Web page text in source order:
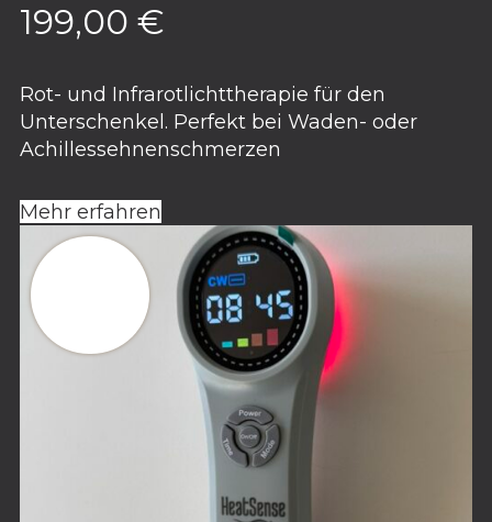
199,00 €
Rot- und Infrarotlichttherapie für den
Unterschenkel. Perfekt bei Waden- oder
Achillessehnenschmerzen
Mehr erfahren